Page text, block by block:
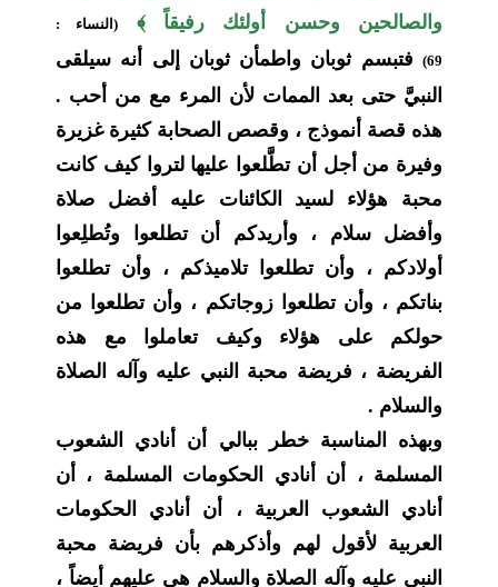
والصالحين وحسن أولئك رفيقاً ﴾
(النساء :
69)
فتبسم ثوبان واطمأن ثوبان إلى أنه سيلقى
النبيَّ حتى بعد الممات لأن المرء مع من أحب .
هذه قصة أنموذج ، وقصص الصحابة كثيرة غزيرة
وفيرة من أجل أن تطَّلعوا عليها لتروا كيف كانت
محبة هؤلاء لسيد الكائنات عليه أفضل صلاة
وأفضل سلام ، وأريدكم أن تطلعوا وتُطلِعوا
أولادكم ، وأن تطلعوا تلاميذكم ، وأن تطلعوا
بناتكم ، وأن تطلعوا زوجاتكم ، وأن تطلعوا من
حولكم على هؤلاء وكيف تعاملوا مع هذه
الفريضة ، فريضة محبة النبي عليه وآله الصلاة
والسلام .
وبهذه المناسبة خطر ببالي أن أنادي الشعوب
المسلمة ، أن أنادي الحكومات المسلمة ، أن
أنادي الشعوب العربية ، أن أنادي الحكومات
العربية لأقول لهم وأذكرهم بأن فريضة محبة
النبي عليه وآله الصلاة والسلام هي عليهم أيضاً ،